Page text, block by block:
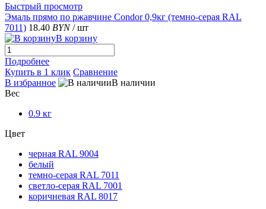
Быстрый просмотр
Эмаль прямо по ржавчине Condor 0,9кг (темно-серая RAL
7011) 18.40 BYN / шт
В корзину
Подробнее
Купить в 1 клик Сравнение
В избранное
В наличии
Вес
0.9 кг
Цвет
черная RAL 9004
белый
темно-серая RAL 7011
светло-серая RAL 7001
коричневая RAL 8017